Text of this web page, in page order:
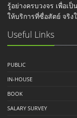
รู้อย่างครบวงจร เพื่อเ
ให้บริการที่ซื่อสัตย์ จริง
Useful Links
PUBLIC
IN-HOUSE
BOOK
SALARY SURVEY